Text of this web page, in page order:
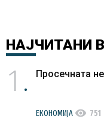
НАЈЧИТАНИ
1 Просечната
ЕКОНОМИЈА visibility 751